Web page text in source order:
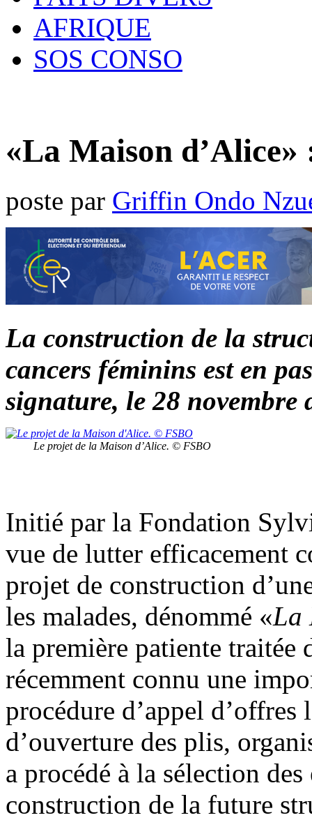
AFRIQUE
SOS CONSO
«La Maison
poste par Griffin Ondo
La construction de la
cancers féminins est en
signature, le 28
Le projet de la Maison d’Alice. © FSBO
Initié par la Fondation
vue de lutter efficacement
projet de construction
les malades, dénommé «La
la première patiente traitée
récemment connu une
procédure d’appel d’offres
d’ouverture des plis,
a procédé à la sélection
construction de la future